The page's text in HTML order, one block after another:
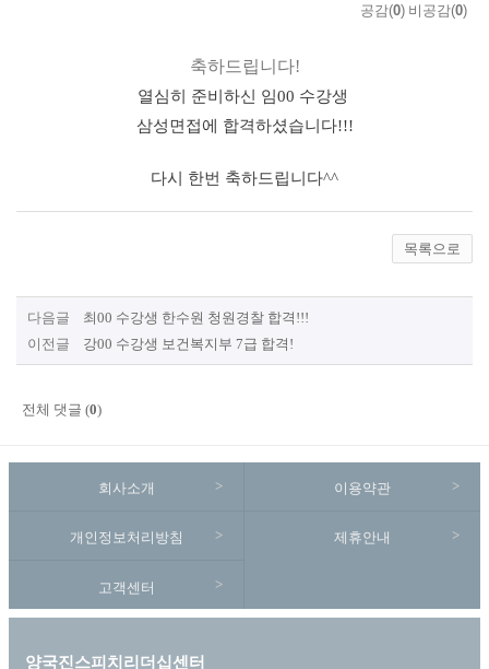
공감(0) 비공감(0)
축하드립니다!
열심히 준비하신 임00 수강생
삼성면접에 합격하셨습니다!!!
다시 한번 축하드립니다^^
목록으로
다음글 최00 수강생 한수원 청원경찰 합격!!!
이전글 강00 수강생 보건복지부 7급 합격!
전체 댓글 (0)
회사소개 이용약관
개인정보처리방침 제휴안내
고객센터
양국진스피치리더십센터